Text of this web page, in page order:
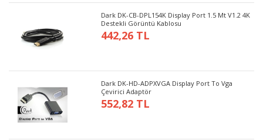
Dark DK-CB-DPL154K Display Port 1.5 Mt V1.2 4K
Destekli Görüntü Kablosu
442,26 TL
Dark DK-HD-ADPXVGA Display Port To Vga
Çevirici Adaptör
552,82 TL